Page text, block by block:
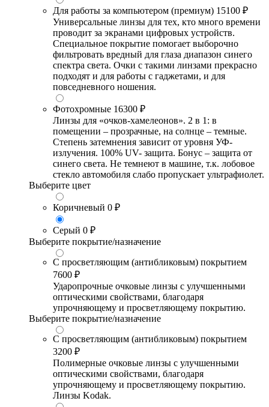
Для работы за компьютером (премиум) 15100 ₽
Универсальные линзы для тех, кто много времени
проводит за экранами цифровых устройств.
Специальное покрытие помогает выборочно
фильтровать вредный для глаза диапазон синего
спектра света. Очки с такими линзами прекрасно
подходят и для работы с гаджетами, и для
повседневного ношения.
Фотохромные 16300 ₽
Линзы для «очков-хамелеонов». 2 в 1: в
помещении – прозрачные, на солнце – темные.
Степень затемнения зависит от уровня УФ-
излучения. 100% UV- защита. Бонус – защита от
синего света. Не темнеют в машине, т.к. лобовое
стекло автомобиля слабо пропускает ультрафиолет.
Выберите цвет
Коричневый 0 ₽
Серый 0 ₽
Выберите покрытие/назначение
С просветляющим (антибликовым) покрытием
7600 ₽
Ударопрочные очковые линзы с улучшенными
оптическими свойствами, благодаря
упрочняющему и просветляющему покрытию.
Выберите покрытие/назначение
С просветляющим (антибликовым) покрытием
3200 ₽
Полимерные очковые линзы с улучшенными
оптическими свойствами, благодаря
упрочняющему и просветляющему покрытию.
Линзы Kodak.